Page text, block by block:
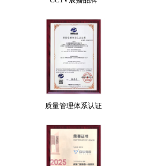
质量管理体系认证